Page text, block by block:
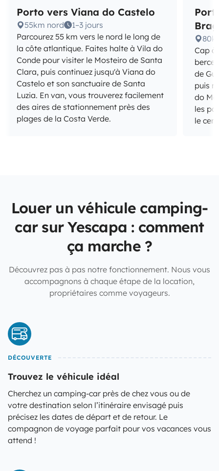
Porto vers Viana do Castelo
55km nord
1–3 jours
Parcourez 55 km vers le nord le long de
la côte atlantique. Faites halte à Vila do
Conde pour visiter le Mosteiro de Santa
Clara, puis continuez jusqu'à Viana do
Castelo et son sanctuaire de Santa
Luzia. En van, vous trouverez facilement
des aires de stationnement près des
plages de la Costa Verde.
Cap à
de
puis
do
les
le
Louer un véhicule camping-
car sur Yescapa : comment
ça marche ?
Découvrez pas à pas notre fonctionnement. Nous vous
accompagnons à chaque étape de la location,
propriétaires comme voyageurs.
DÉCOUVERTE
Trouvez le véhicule idéal
Cherchez un camping-car près de chez vous ou de
votre destination selon l’itinéraire envisagé puis
précisez les dates de départ et de retour. Le
compagnon de voyage parfait pour vos vacances vous
attend !